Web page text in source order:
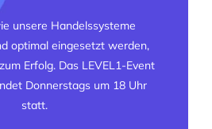
unsere Handelssysteme
optimal eingesetzt werden,
Erfolg. Das LEVEL1-Event
Donnerstags um 18 Uhr
statt.